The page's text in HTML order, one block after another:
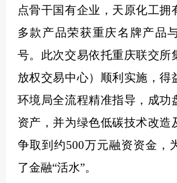
点骨干国有企业，天原化工拥
多款产品荣获重庆名牌产品
号。此次交易依托重庆联交所
放权交易中心）顺利实施，得
环境局全流程精准指导，成功
资产，并为绿色低碳技术改造
争取到约500万元融资资金，
了金融“活水”。